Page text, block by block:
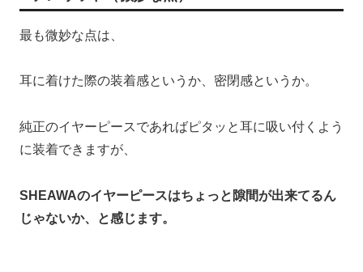
最も微妙な点は、
耳に着けた際の装着感というか、密閉感というか。
純正のイヤーピースであればピタッと耳に吸い付くよう
に装着できますが、
SHEAWAのイヤーピースはちょっと隙間が出来てるん
じゃないか、と感じます。